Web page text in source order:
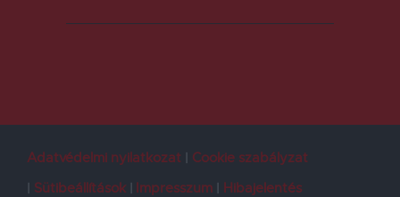
Adatvédelmi nyilatkozat
Cookie szabályzat
Sütibeállítások
Impresszum
Hibajelentés